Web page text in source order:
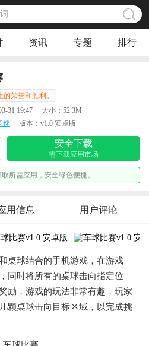
资讯 专题 排行
荣誉和胜利。
31 19:47 大小： 52.3M
速 版本： v1.0 安卓版
安全下载
需下载应用市场
所需应用，安全绿色便捷。
用信息 用户评论
桌球结合的手机游戏，在游戏
同时将所有的桌球击向指定位
励，游戏的玩法非常有趣，玩家
颗桌球击向目标区域，以完成挑